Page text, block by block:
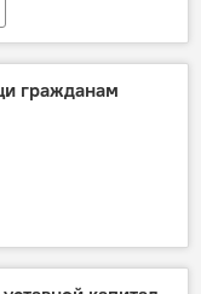
гражданам